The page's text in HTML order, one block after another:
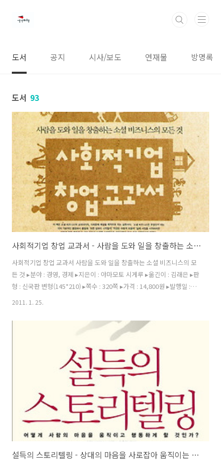
도서 공지 시사/보도 연재물 방명록
도서 93
사회적기업 창업 교과서 - 사람을 도와 일을 창출하는 소셜 비즈니스의 모든 것
사회적기업 창업 교과서 사람을 도와 일을 창출하는 소셜 비즈니스의 모
든 것 ▸분야 : 경영, 경제 ▸지은이 : 야마모토 시게루 ▸옮긴이 : 김래은 ▸판
형 : 신국판 변형(145*210) ▸쪽수 : 320쪽 ▸가격 : 14,800원 ▸발행일 :
2011년 2월 1일 ▸ISBN : 978-89-94502-04-5 (13320) “일본에서 가장
니스=사회적기업가” 조직과 영리기업의 중간 형태로, 사회적 목적을 추
구하면서 영업 활동을 수행하는 기업을 사회적기업이라고 한다. 일반 기
업처럼 이윤 극대화가 아닌 사회적 목적 실현을 위해 이윤의 대부분을 재
투자하는 사례가 많다. 우리나라에서 사회적기업은 이윤추구와 함께 일
자리 창출, 특히 경제적 취약계..
2011. 1. 25.
설득의 스토리텔링 - 상대의 마음을 사로잡아 움직이는 방법!